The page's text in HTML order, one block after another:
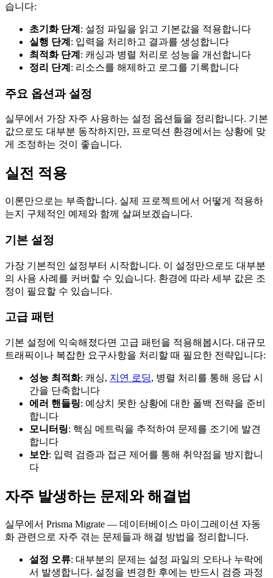
습니다:
초기화 단계 : 설정 파일을 읽고 기본값을 적용합니다
실행 단계 : 입력을 처리하고 결과를 생성합니다
최적화 단계 : 캐싱과 병렬 처리로 성능을 개선합니다
정리 단계 : 리소스를 해제하고 로그를 기록합니다
주요 옵션과 설정
실무에서 가장 자주 사용하는 설정 옵션들을 정리합니다. 기본
값으로도 대부분 동작하지만, 프로덕션 환경에서는 상황에 맞
게 조정하는 것이 좋습니다.
실전 적용
이론만으로는 부족합니다. 실제 프로젝트에서 어떻게 적용하
는지 구체적인 예제와 함께 살펴보겠습니다.
기본 설정
가장 기본적인 설정부터 시작합니다. 이 설정만으로도 대부분
의 사용 사례를 커버할 수 있습니다. 환경에 따라 세부 값은 조
정이 필요할 수 있습니다.
고급 패턴
기본 설정에 익숙해졌다면 고급 패턴을 적용해봅시다. 대규모
트래픽이나 복잡한 요구사항을 처리할 때 필요한 전략입니다:
성능 최적화: 캐싱, 지연 로딩, 병렬 처리를 통해 응답 시
간을 단축합니다
에러 핸들링: 예상치 못한 상황에 대한 폴백 전략을 준비
합니다
모니터링: 핵심 메트릭을 추적하여 문제를 조기에 발견
합니다
보안: 입력 검증과 접근 제어를 통해 취약점을 방지합니
다
자주 발생하는 문제와 해결법
실무에서 Prisma Migrate — 데이터베이스 마이그레이션 자동
화 관련으로 자주 겪는 문제들과 해결 방법을 정리합니다.
설정 오류: 대부분의 문제는 설정 파일의 오타나 누락에
서 발생합니다. 설정을 변경한 후에는 반드시 검증 과정